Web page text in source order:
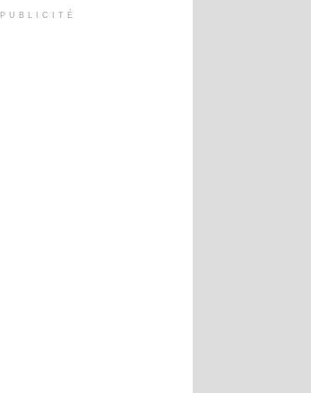
PUBLICITÉ